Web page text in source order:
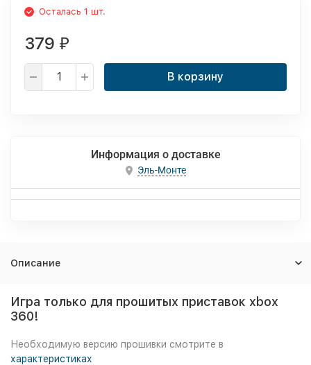
Осталась 1 шт.
379 ₽
В корзину
Информация о доставке
Эль-Монте
Описание
Игра только для прошитых приставок xbox
360!
Необходимую версию прошивки смотрите в
характеристиках